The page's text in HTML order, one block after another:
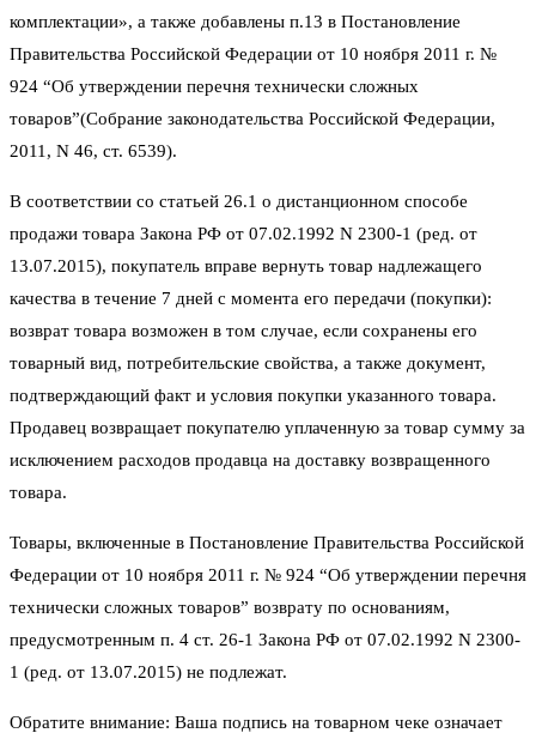
комплектации», а также добавлены п.13 в Постановление
Правительства Российской Федерации от 10 ноября 2011 г. №
924 “Об утверждении перечня технически сложных
товаров”(Собрание законодательства Российской Федерации,
2011, N 46, ст. 6539).
В соответствии со статьей 26.1 о дистанционном способе
продажи товара Закона РФ от 07.02.1992 N 2300-1 (ред. от
13.07.2015), покупатель вправе вернуть товар надлежащего
качества в течение 7 дней с момента его передачи (покупки):
возврат товара возможен в том случае, если сохранены его
товарный вид, потребительские свойства, а также документ,
подтверждающий факт и условия покупки указанного товара.
Продавец возвращает покупателю уплаченную за товар сумму за
исключением расходов продавца на доставку возвращенного
товара.
Товары, включенные в Постановление Правительства Российской
Федерации от 10 ноября 2011 г. № 924 “Об утверждении перечня
технически сложных товаров” возврату по основаниям,
предусмотренным п. 4 ст. 26-1 Закона РФ от 07.02.1992 N 2300-
1 (ред. от 13.07.2015) не подлежат.
Обратите внимание: Ваша подпись на товарном чеке означает